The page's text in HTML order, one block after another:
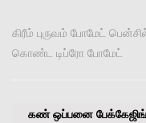
கிரீம் புருவம் போமேட்
கொண்ட டிப்ரோ போமேட்
கண் ஒப்பனை பேக்கேஜிங்